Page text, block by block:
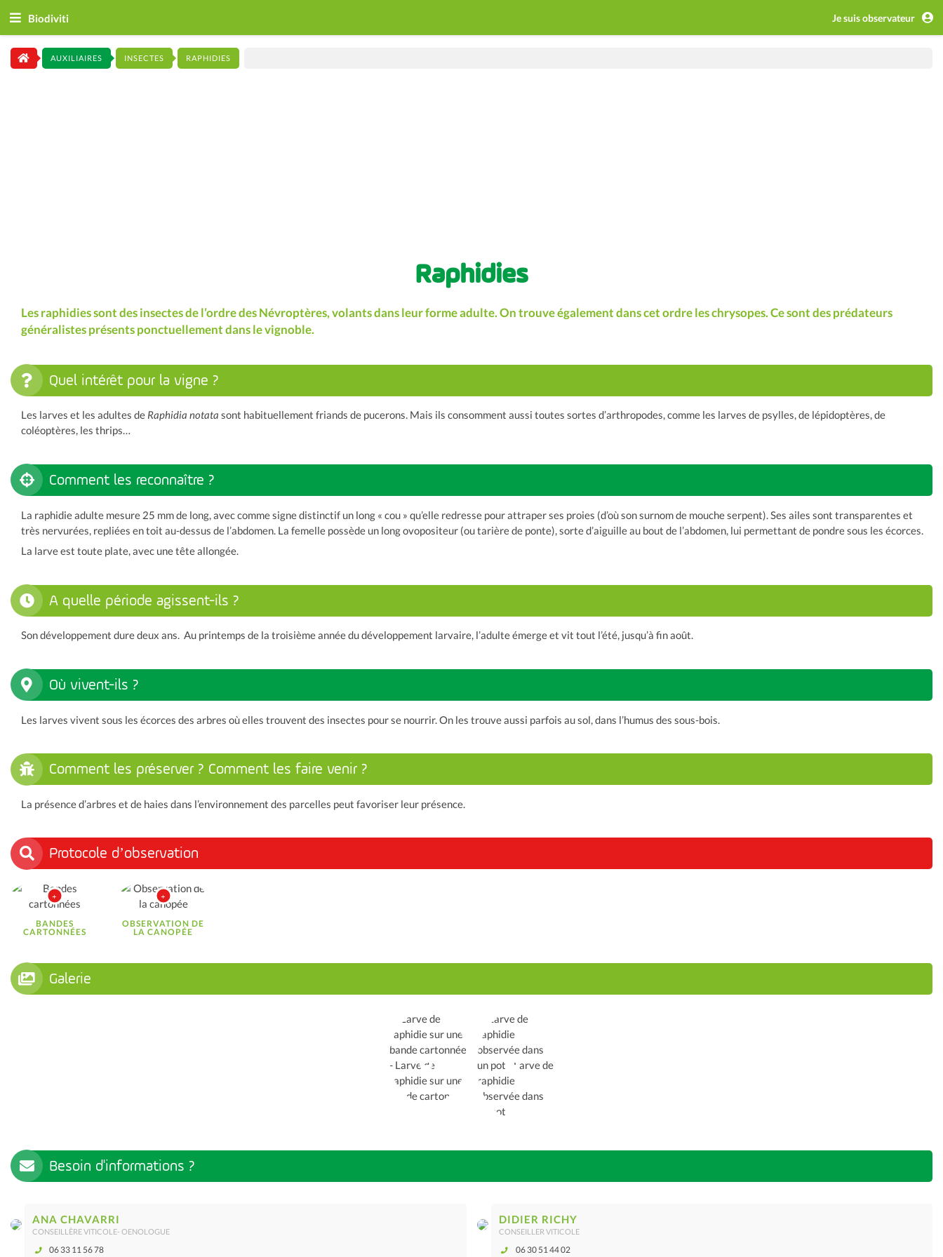
Biodiviti Je suis observateur
AUXILIAIRES INSECTES RAPHIDIES
Raphidies
Les raphidies sont des insectes de l’ordre des Névroptères, volants dans leur forme adulte. On trouve également dans cet ordre les chrysopes. Ce sont des prédateurs
généralistes présents ponctuellement dans le vignoble.
Quel intérêt pour la vigne ?
Les larves et les adultes de Raphidia notata sont habituellement friands de pucerons. Mais ils consomment aussi toutes sortes d’arthropodes, comme les larves de psylles, de lépidoptères, de
coléoptères, les thrips…
Comment les reconnaître ?
La raphidie adulte mesure 25 mm de long, avec comme signe distinctif un long « cou » qu’elle redresse pour attraper ses proies (d’où son surnom de mouche serpent). Ses ailes sont transparentes et
très nervurées, repliées en toit au-dessus de l’abdomen. La femelle possède un long ovopositeur (ou tarière de ponte), sorte d’aiguille au bout de l’abdomen, lui permettant de pondre sous les écorces.
La larve est toute plate, avec une tête allongée.
A quelle période agissent-ils ?
Son développement dure deux ans. Au printemps de la troisième année du développement larvaire, l’adulte émerge et vit tout l’été, jusqu’à fin août.
Où vivent-ils ?
Les larves vivent sous les écorces des arbres où elles trouvent des insectes pour se nourrir. On les trouve aussi parfois au sol, dans l’humus des sous-bois.
Comment les préserver ? Comment les faire venir ?
La présence d’arbres et de haies dans l’environnement des parcelles peut favoriser leur présence.
Protocole d’observation
BANDES
CARTONNÉES
OBSERVATION DE
LA CANOPÉE
Galerie
Besoin d'informations ?
ANA CHAVARRI
CONSEILLÈRE VITICOLE- OENOLOGUE
06 33 11 56 78
DIDIER RICHY
CONSEILLER VITICOLE
06 30 51 44 02